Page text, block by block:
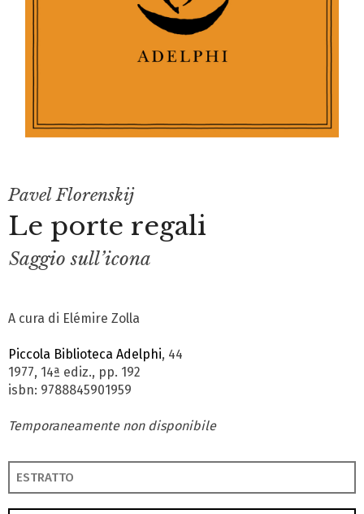
Pavel Florenskij
Le porte regali
Saggio sull’icona
A cura di Elémire Zolla
Piccola Biblioteca Adelphi, 44
1977, 14ª ediz., pp. 192
isbn: 9788845901959
Temporaneamente non disponibile
ESTRATTO